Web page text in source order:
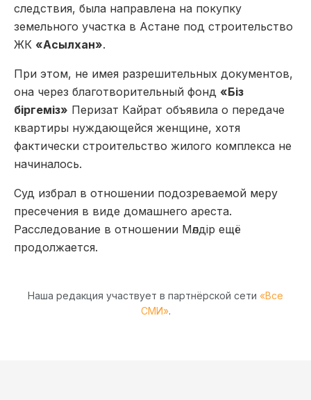
следствия, была направлена на покупку
земельного участка в Астане под строительство
ЖК «Асылхан».
При этом, не имея разрешительных документов,
она через благотворительный фонд «Біз
біргеміз» Перизат Кайрат объявила о передаче
квартиры нуждающейся женщине, хотя
фактически строительство жилого комплекса не
начиналось.
Суд избрал в отношении подозреваемой меру
пресечения в виде домашнего ареста.
Расследование в отношении Мөлдір ещё
продолжается.
Наша редакция участвует в партнёрской сети «Все
СМИ».